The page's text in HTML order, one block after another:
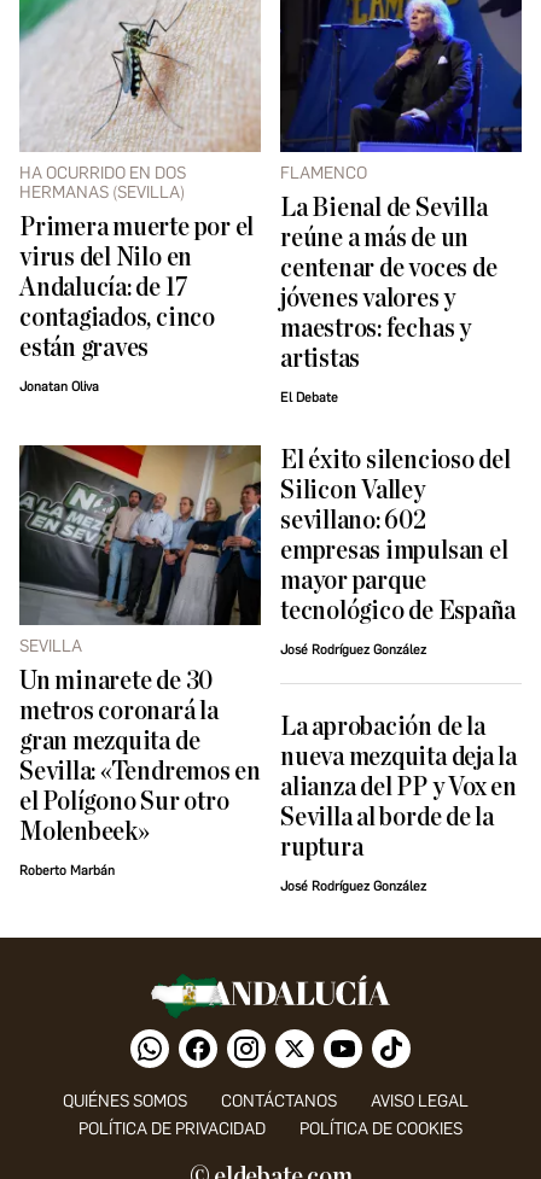
HA OCURRIDO EN DOS
HERMANAS (SEVILLA)
Primera muerte por el
virus del Nilo en
Andalucía: de 17
contagiados, cinco
están graves
Jonatan Oliva
FLAMENCO
La Bienal de Sevilla
reúne a más de un
centenar de voces de
jóvenes valores y
maestros: fechas y
artistas
El Debate
SEVILLA
Un minarete de 30
metros coronará la
gran mezquita de
Sevilla: «Tendremos en
el Polígono Sur otro
Molenbeek»
Roberto Marbán
El éxito silencioso del
Silicon Valley
sevillano: 602
empresas impulsan el
mayor parque
tecnológico de España
José Rodríguez González
La aprobación de la
nueva mezquita deja la
alianza del PP y Vox en
Sevilla al borde de la
ruptura
José Rodríguez González
QUIÉNES SOMOS CONTÁCTANOS
AVISO LEGAL
POLÍTICA DE PRIVACIDAD
POLÍTICA DE COOKIES